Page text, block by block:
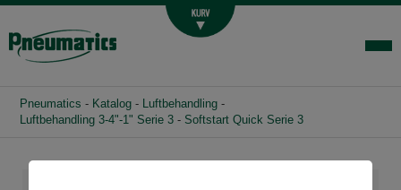
Fittings og slange
Handelsbetingelser
Pneumatics - Katalog - Luftbehandling -
Luftbehandling 3-4"-1" Serie 3 - Softstart Quick Serie 3